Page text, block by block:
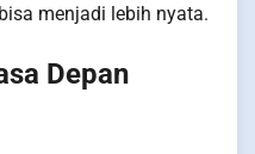
menjadi lebih nyata.
Depan